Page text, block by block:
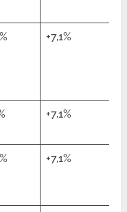
+7,1%
+7,1%
+7,1%